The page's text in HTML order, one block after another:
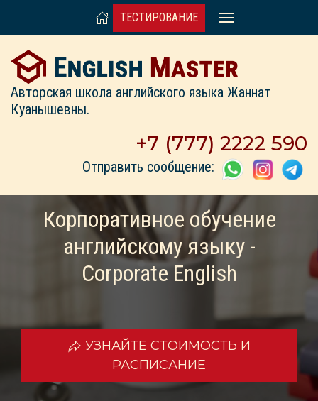
ТЕСТИРОВАНИЕ
Авторская школа английского языка Жаннат
Куанышевны.
+7 (777) 2222 590
Отправить сообщение:
Корпоративное обучение
английскому языку -
Corporate English
УЗНАЙТЕ СТОИМОСТЬ И
РАСПИСАНИЕ